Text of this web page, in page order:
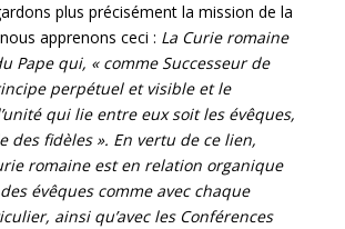
plus précisément la mission de la
apprenons ceci : La Curie romaine
Pape qui, « comme Successeur de
perpétuel et visible et le
’unitéqui lie entre eux soit les évêques,
des fidèles ». En vertu de ce lien,
romaine est en relation organique
évêques comme avec chaque
ainsi qu’avec les Conférences